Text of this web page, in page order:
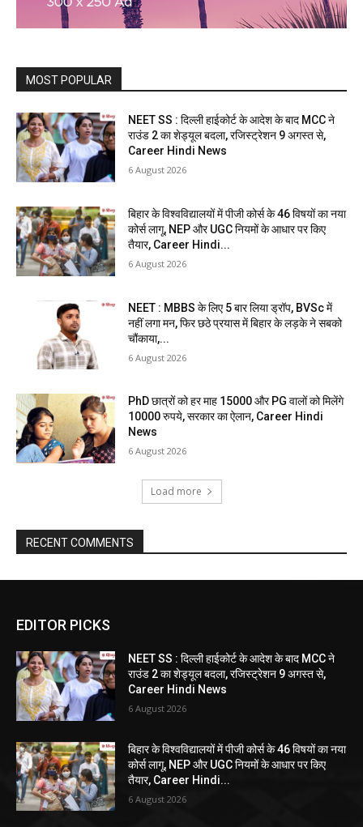
MOST POPULAR
NEET SS : दिल्ली हाईकोर्ट के आदेश के बाद MCC ने
राउंड 2 का शेड्यूल बदला, रजिस्ट्रेशन 9 अगस्त से,
Career Hindi News
6 August 2026
बिहार के विश्वविद्यालयों में पीजी कोर्स के 46 विषयों का नया
कोर्स लागू, NEP और UGC नियमों के आधार पर किए
तैयार, Career Hindi...
6 August 2026
NEET : MBBS के लिए 5 बार लिया ड्रॉप, BVSc में
नहीं लगा मन, फिर छठे प्रयास में बिहार के लड़के ने सबको
चौंकाया,...
6 August 2026
PhD छात्रों को हर माह 15000 और PG वालों को मिलेंगे
10000 रुपये, सरकार का ऐलान, Career Hindi
News
6 August 2026
Load more
RECENT COMMENTS
EDITOR PICKS
NEET SS : दिल्ली हाईकोर्ट के आदेश के बाद MCC ने
राउंड 2 का शेड्यूल बदला, रजिस्ट्रेशन 9 अगस्त से,
Career Hindi News
6 August 2026
बिहार के विश्वविद्यालयों में पीजी कोर्स के 46 विषयों का नया
कोर्स लागू, NEP और UGC नियमों के आधार पर किए
तैयार, Career Hindi...
6 August 2026